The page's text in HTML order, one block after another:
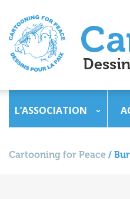
L’ASSOCIATION
Cartooning for Peace /